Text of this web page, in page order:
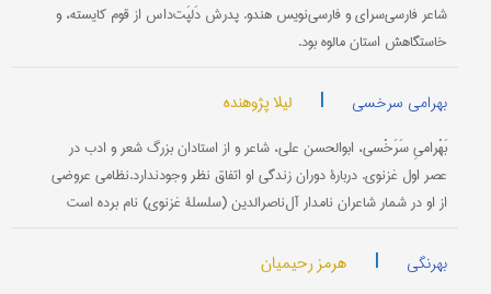
شاعر فارسی‌سرای‌ و فارسی‌نویس‌ هندو. پدرش‌ دَلپَت‌داس‌ از قوم‌ كایسته‌، و
خاستگاهش‌ استان‌ مالوه‌ بود.
بهرامی سرخسی | لیلا پژوهنده
بَهْرامیِ سَرَخْسی‌، ابوالحسن‌ علی‌، شاعر و از استادان‌ بزرگ‌ شعر و ادب‌ در
عصر اول‌ غزنوی‌. دربارۀ دوران‌ زندگی‌ او اتفاق‌ نظر وجودندارد.نظامی‌ عروضی‌
از او در شمار شاعران ‌نامدار آل‌ناصرالدین‌ (سلسلۀ غزنوی‌) نام‌ برده‌ است‌
بهرنگی | هرمز رحیمیان